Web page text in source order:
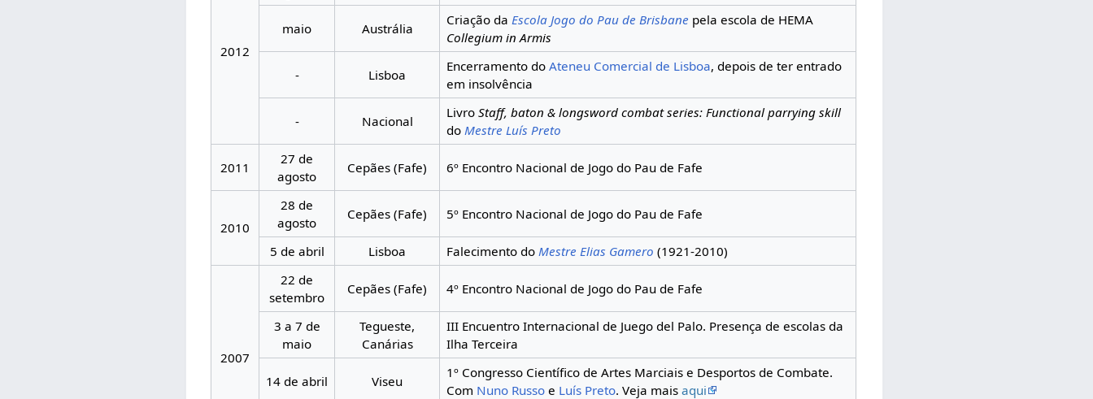
2012
maio Austrália
Criação da Escola Jogo do Pau de Brisbane pela escola de HEMA
Collegium in Armis
- Lisboa
Encerramento do Ateneu Comercial de Lisboa, depois de ter entrado
em insolvência
- Nacional
Livro Staff, baton & longsword combat series: Functional parrying skill
do Mestre Luís Preto
2011
27 de
agosto
Cepães (Fafe) 6º Encontro Nacional de Jogo do Pau de Fafe
2010
28 de
agosto
Cepães (Fafe) 5º Encontro Nacional de Jogo do Pau de Fafe
5 de abril Lisboa Falecimento do Mestre Elias Gamero (1921-2010)
2007
22 de
setembro
Cepães (Fafe) 4º Encontro Nacional de Jogo do Pau de Fafe
3 a 7 de
maio
Tegueste,
Canárias
III Encuentro Internacional de Juego del Palo. Presença de escolas da
Ilha Terceira
14 de abril Viseu
1º Congresso Científico de Artes Marciais e Desportos de Combate.
Com Nuno Russoe Luís Preto. Veja mais aqui